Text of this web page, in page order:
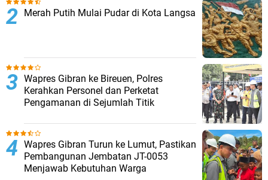
Merah Putih Mulai Pudar di Kota Langsa
Wapres Gibran ke Bireuen, Polres
Kerahkan Personel dan Perketat
Pengamanan di Sejumlah Titik
Wapres Gibran Turun ke Lumut, Pastikan
Pembangunan Jembatan JT-0053
Menjawab Kebutuhan Warga